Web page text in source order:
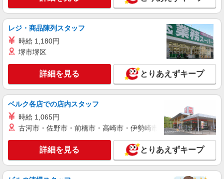
株式会社テクノ・サービス/お仕事No/0914740
入出庫作業
時給1200円交通費全額支給
熊本県熊本市南区 ＊車・バイク通勤OK
キープ 詳細を見る
派遣社員
株式会社テクノ・サービス/お仕事No/0875969
NEW
時給1060円交通費全額支給
熊本県熊本市南区 ＊車・バイク通勤OK
キープ 詳細を見る
レジ・商品陳列スタッフ
時給 1,180円
堺市堺区
詳細を見る とりあえずキープ
ベルク各店での店内スタッフ
時給 1,065円
古河市・佐野市・前橋市・高崎市・伊勢崎市・太田市・館林市
詳細を見る とりあえずキープ